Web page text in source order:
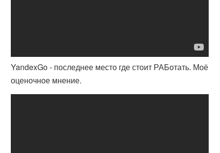
YandexGo - последнее место где стоит РАБотать. Моё
оценочное мнение.